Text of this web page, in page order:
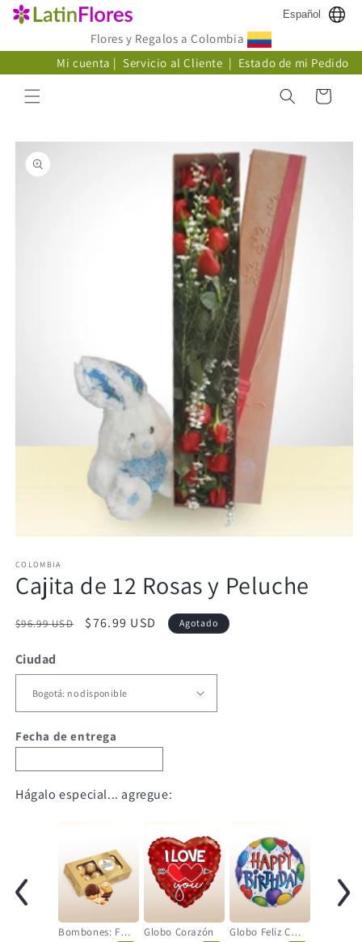
directamente
Español
Flores y Regalos a Colombia
Mi cuenta | Servicio al Cliente | Estado de mi Pedido
Carrito
directamente
a la
información
multimedia
1
en
modal
COLOMBIA
Cajita de 12 Rosas y Peluche
Precio
$96.99 USD
Precio
$76.99 USD Agotado
Ciudad
Fecha de entrega
Hágalo especial... agregue:
Bombones: Ferrero Rocher
Globo Corazón
Globo Feliz Cumpleaños